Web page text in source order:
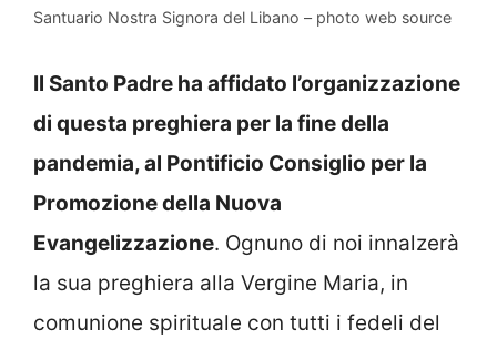
Santuario Nostra Signora del Libano – photo web source
Il Santo Padre ha affidato l’organizzazione
di questa preghiera per la fine della
pandemia, al Pontificio Consiglio per la
Promozione della Nuova
Evangelizzazione. Ognuno di noi innalzerà
la sua preghiera alla Vergine Maria, in
comunione spirituale con tutti i fedeli del